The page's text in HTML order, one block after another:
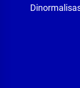
post: